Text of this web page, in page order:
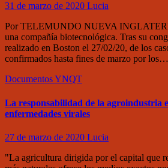
31 de marzo de 2020 Lucia
Por TELEMUNDO NUEVA
una compañía biotecnológica. Tras su
realizado en Boston el 27/02/20, de los
confirmados hasta fines de marzo por los…
DocumentosYNQT
La responsabilidad de la agroindustria
enfermedades virales
27 de marzo de 2020 Lucia
"La agricultura dirigida por el capital que